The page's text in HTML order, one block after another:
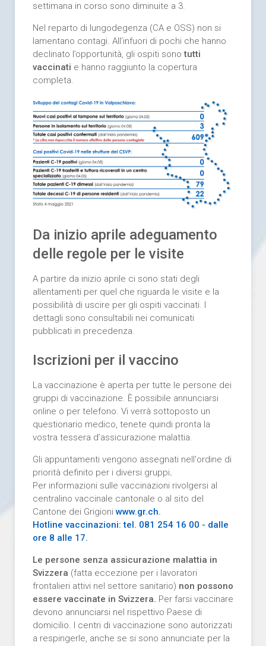
settimana in corso sono diminuite a 3.
Nel reparto di lungodegenza (CA e OSS) non si
lamentano contagi. All’infuori di pochi che hanno
declinato l’opportunità, gli ospiti sonotutti
vaccinati e hanno raggiunto la copertura
completa.
Da inizio aprile adeguamento
delle regole per le visite
A partire da inizio aprile ci sono stati degli
allentamenti per quel che riguarda le visite e la
possibilità di uscire per gli ospiti vaccinati. I
dettagli sono consultabili nei comunicati
pubblicati in precedenza.
Iscrizioni per il vaccino
La vaccinazione è aperta per tutte le persone dei
gruppi di vaccinazione. È possibile annunciarsi
online o per telefono. Vi verrà sottoposto un
questionario medico, tenete quindi pronta la
vostra tessera d’assicurazione malattia.
Gli appuntamenti vengono assegnati nell'ordine di
priorità definito per i diversi gruppi.
Per informazioni sulle vaccinazioni rivolgersi al
centralino vaccinale cantonale o al sito del
Cantone dei Grigioni www.gr.ch.
Hotline vaccinazioni: tel. 081 254 16 00 - dalle
ore 8 alle 17.
Le persone senza assicurazione malattia in
Svizzera (fatta eccezione per i lavoratori
frontalieri attivi nel settore sanitario) non possono
essere vaccinate in Svizzera. Per farsi vaccinare
devono annunciarsi nel rispettivo Paese di
domicilio. I centri di vaccinazione sono autorizzati
a respingerle, anche se si sono annunciate per la